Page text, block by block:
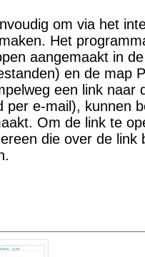
om via het
Het
aangemaakt in
en de map
een link naar
per e-mail), kunnen
Om de link te
die over de link